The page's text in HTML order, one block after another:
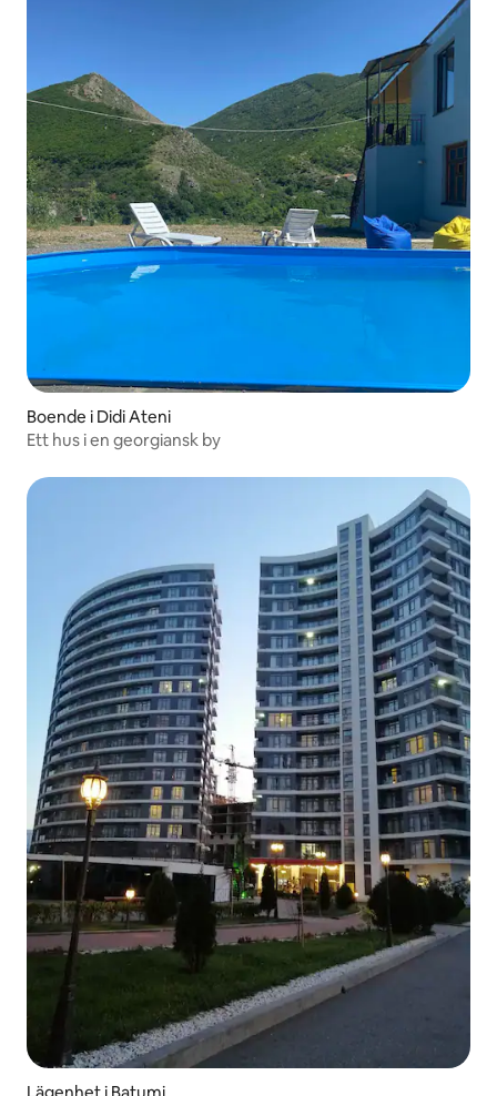
Boende i Didi Ateni
Ett hus i en georgiansk by